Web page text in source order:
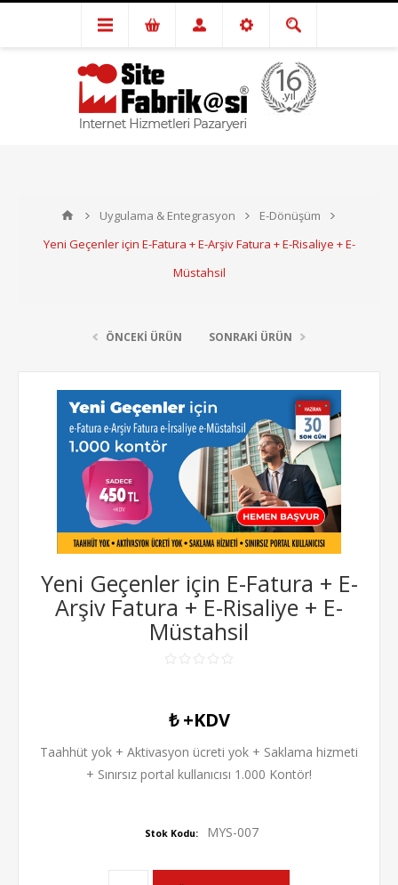
Uygulama & Entegrasyon
E-Dönüşüm
Yeni Geçenler için E-Fatura + E-Arşiv Fatura + E-Risaliye + E-
Müstahsil
ÖNCEKİ ÜRÜN SONRAKİ ÜRÜN
Yeni Geçenler için E-Fatura + E-
Arşiv Fatura + E-Risaliye + E-
Müstahsil
₺ +KDV
Taahhüt yok + Aktivasyon ücreti yok + Saklama hizmeti
+ Sınırsız portal kullanıcısı 1.000 Kontör!
Stok Kodu: MYS-007